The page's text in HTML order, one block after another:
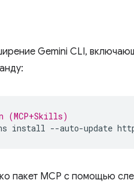
Gemini CLI,
(MCP+Skills)
install --auto-update
пакет MCP с помощью